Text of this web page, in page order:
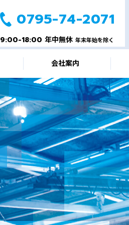
0795-74-2071
9:00-18:00 年中無休 年末年始を除く
会社案内